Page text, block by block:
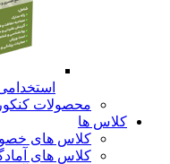
استخدامی
محصولات کنکور
کلاس ها
کلاس های
کلاس های آمادگی